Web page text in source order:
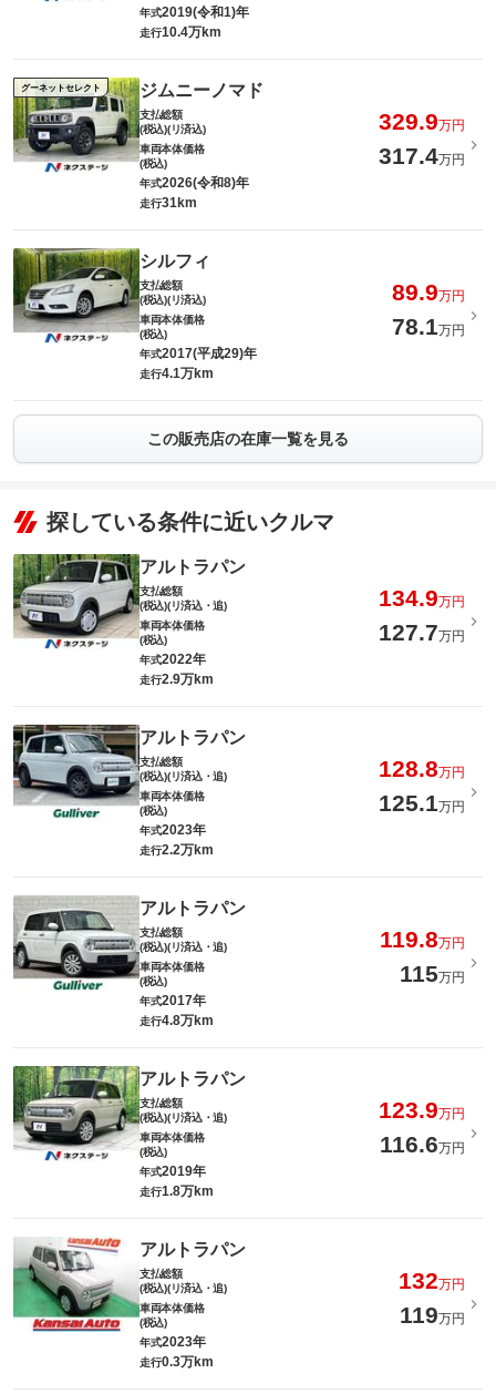
年式2019(令和1)年
走行10.4万km
グーネットセレクト ジムニーノマド
支払総額
(税込)(リ済込)
329.9万円
車両本体価格
(税込)
317.4万円
年式2026(令和8)年
走行31km
シルフィ
支払総額
(税込)(リ済込)
89.9万円
車両本体価格
(税込)
78.1万円
年式2017(平成29)年
走行4.1万km
この販売店の在庫一覧を見る
探している条件に近いクルマ
アルトラパン
支払総額
(税込)(リ済込・追)
134.9万円
車両本体価格
(税込)
127.7万円
年式2022年
走行2.9万km
アルトラパン
支払総額
(税込)(リ済込・追)
128.8万円
車両本体価格
(税込)
125.1万円
年式2023年
走行2.2万km
アルトラパン
支払総額
(税込)(リ済込・追)
119.8万円
車両本体価格
(税込)
115万円
年式2017年
走行4.8万km
アルトラパン
支払総額
(税込)(リ済込・追)
123.9万円
車両本体価格
(税込)
116.6万円
年式2019年
走行1.8万km
アルトラパン
支払総額
(税込)(リ済込・追)
132万円
車両本体価格
(税込)
119万円
年式2023年
走行0.3万km